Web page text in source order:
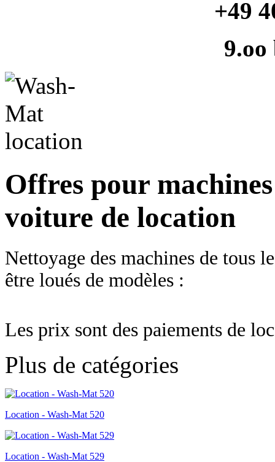
+49
9.oo
Offres pour
voiture de location
Nettoyage des machines de tous
être loués de modèles :
Les prix sont des paiements de
Plus de catégories
Location - Wash-Mat 520
Location - Wash-Mat 529